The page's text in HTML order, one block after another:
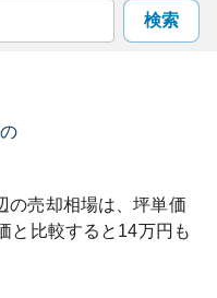
検索
の
の売却相場は、坪単価
と比較すると 14万円も